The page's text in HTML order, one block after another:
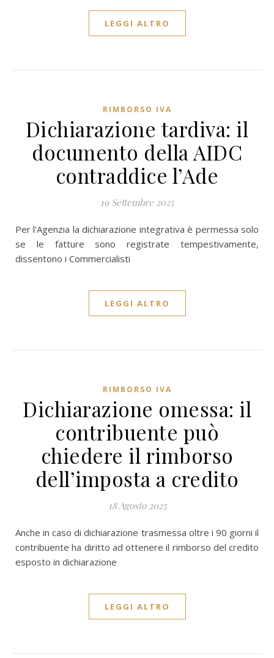
LEGGI ALTRO
RIMBORSO IVA
Dichiarazione tardiva: il
documento della AIDC
contraddice l’Ade
19 Settembre 2025
Per l'Agenzia la dichiarazione integrativa è permessa solo
se le fatture sono registrate tempestivamente,
dissentono i Commercialisti
LEGGI ALTRO
RIMBORSO IVA
Dichiarazione omessa: il
contribuente può
chiedere il rimborso
dell’imposta a credito
18 Agosto 2025
Anche in caso di dichiarazione trasmessa oltre i 90 giorni il
contribuente ha diritto ad ottenere il rimborso del credito
esposto in dichiarazione
LEGGI ALTRO